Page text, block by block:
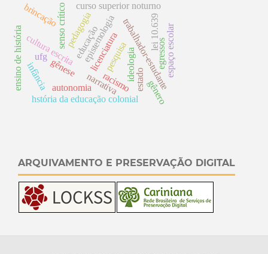
narrativa
hstória da educação colonial
cultura escritaepistemologiapesquisa
educação
senso crítico curso superior noturno
trabalhador-estudante
pedagogia
ensino de história gênese espaço escolar
ideologiaestado
autonomia
ufg
brincação
infância
lei 10.639
racismo gênero
licenciatura egressos
ARQUIVAMENTO E PRESERVAÇÃO DIGITAL